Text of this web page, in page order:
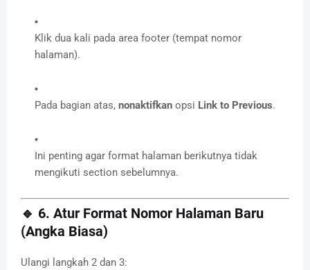
Klik dua kali pada area footer (tempat nomor
halaman).
Pada bagian atas, nonaktifkan opsi Link to Previous.
Ini penting agar format halaman berikutnya tidak
mengikuti section sebelumnya.
🔹 6. Atur Format Nomor Halaman Baru
(Angka Biasa)
Ulangi langkah 2 dan 3: